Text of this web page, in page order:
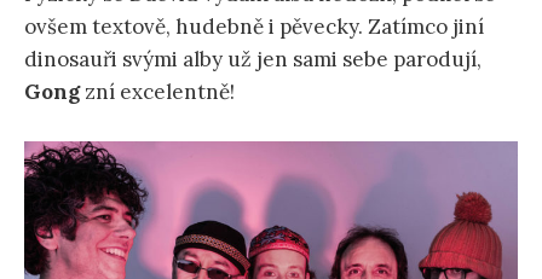
ovšem textově, hudebně i pěvecky. Zatímco jiní
dinosauři svými alby už jen sami sebe parodují,
Gongzní excelentně!